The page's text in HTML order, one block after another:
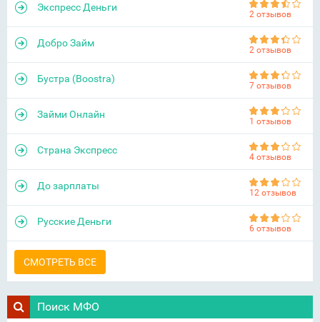
Экспресс Деньги
2 отзывов
Добро Займ
2 отзывов
Бустра (Boostra)
7 отзывов
Займи Онлайн
1 отзывов
Страна Экспресс
4 отзывов
До зарплаты
12 отзывов
Русские Деньги
6 отзывов
СМОТРЕТЬ ВСЕ
Поиск МФО